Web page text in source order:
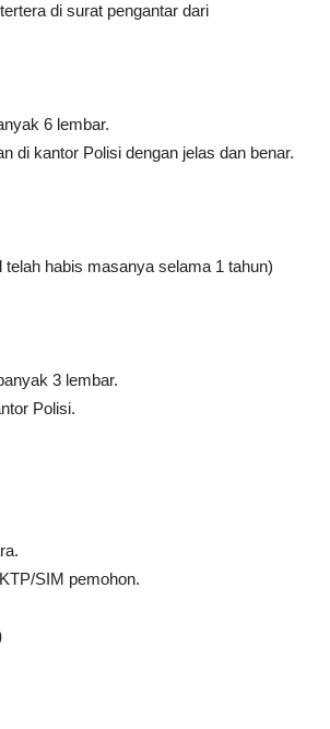
di surat pengantar dari
6 lembar.
di kantor Polisi dengan jelas dan benar.
habis masanya selama 1 tahun)
3 lembar.
Polisi.
SIM pemohon.